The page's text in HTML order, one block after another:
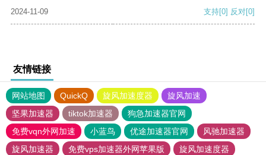
2024-11-09
支持[0] 反对[0]
友情链接
网站地图 QuickQ 旋风加速度器
旋风加速
坚果加速器
tiktok加速器
狗急加速器官网
免费vqn外网加速
小蓝鸟 优途加速器官网
风驰加速器
旋风加速器
免费vps加速器外网苹果版
旋风加速度器